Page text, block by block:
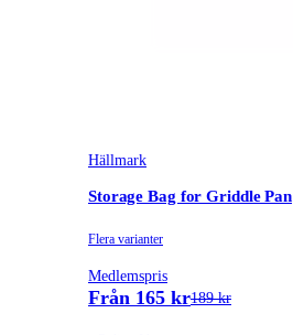
Hällmark
Storage Bag for Griddle Pan
Flera varianter
Medlemspris
Från 165 kr189 kr